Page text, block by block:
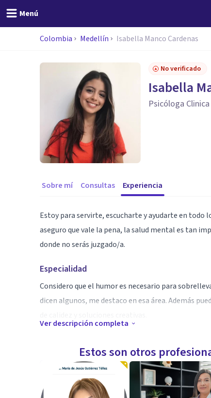
Menú
Colombia Medellín Isabella Manco Cardenas
No verificado
Isabella
Psicóloga Clinica
Sobre mí Consultas Experiencia
Estoy para servirte, escucharte y ayudarte en todo
aseguro que vale la pena, la salud mental es tan
donde no serás juzgado/a.
Especialidad
Considero que el humor es necesario para
dicen algunos, me destaco en esa área. Además
Soy Psicóloga Clinica por lo que me encuentro
me enfoco en población infantil y juvenil pero
Ver descripción completa
Estos son otros